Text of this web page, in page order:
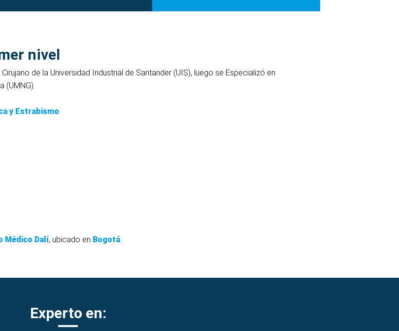
nivel
de la Universidad Industrial de Santander (UIS), luego se Especializó en
(UMNG).
y Estrabismo.
Médico Dalí, ubicado en Bogotá.
Experto en: